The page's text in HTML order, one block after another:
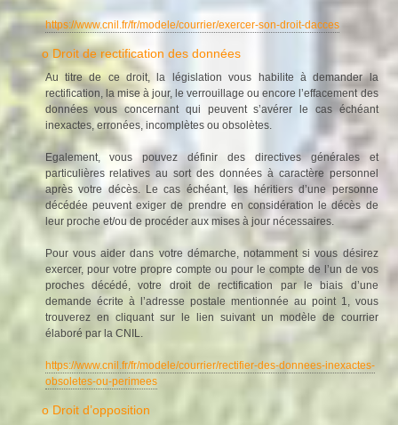
https://www.cnil.fr/fr/modele/courrier/exercer-son-droit-dacces
o Droit de rectification des données
Au titre de ce droit, la législation vous habilite à demander la
rectification, la mise à jour, le verrouillage ou encore l’effacement des
données vous concernant qui peuvent s’avérer le cas échéant
inexactes, erronées, incomplètes ou obsolètes.
Egalement, vous pouvez définir des directives générales et
particulières relatives au sort des données à caractère personnel
après votre décès. Le cas échéant, les héritiers d’une personne
décédée peuvent exiger de prendre en considération le décès de
leur proche et/ou de procéder aux mises à jour nécessaires.
Pour vous aider dans votre démarche, notamment si vous désirez
exercer, pour votre propre compte ou pour le compte de l’un de vos
proches décédé, votre droit de rectification par le biais d’une
demande écrite à l’adresse postale mentionnée au point 1, vous
trouverez en cliquant sur le lien suivant un modèle de courrier
élaboré par la CNIL.
https://www.cnil.fr/fr/modele/courrier/rectifier-des-donnees-inexactes-
obsoletes-ou-perimees
o Droit d’opposition